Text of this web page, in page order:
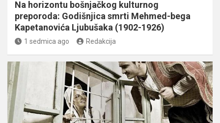
Na horizontu bošnjačkog kulturnog
preporoda: Godišnjica smrti Mehmed-bega
Kapetanovića Ljubušaka (1902-1926)
1 sedmica ago Redakcija